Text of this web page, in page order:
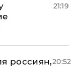
21:19
россиян,20:52